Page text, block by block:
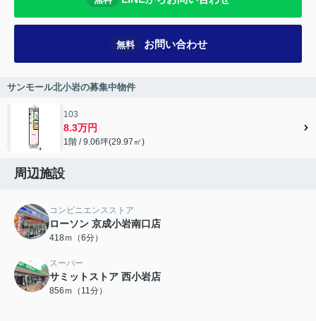
無料 お問い合わせ
サンモール北小岩の募集中物件
103
8.3万円
1階 / 9.06坪(29.97㎡)
周辺施設
コンビニエンスストア
ローソン 京成小岩南口店
418ｍ（6分）
スーパー
サミットストア 西小岩店
856ｍ（11分）